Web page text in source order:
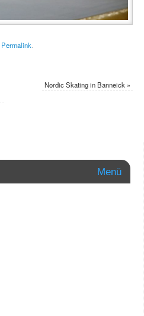
Permalink
Nordic Skating in Banneick »
Menü